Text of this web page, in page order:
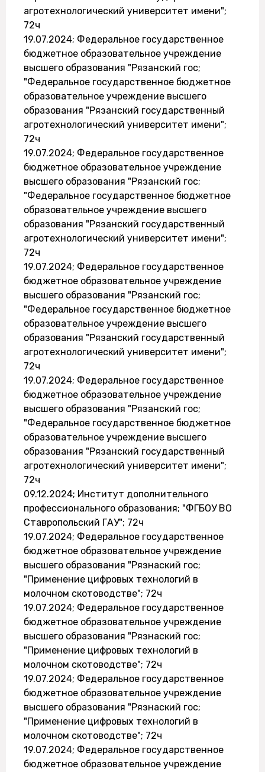
агротехнологический университет имени";
72ч
19.07.2024; Федеральное государственное
бюджетное образовательное учреждение
высшего образования "Рязанский гос;
"Федеральное государственное бюджетное
образовательное учреждение высшего
образования "Рязанский государственный
агротехнологический университет имени";
72ч
19.07.2024; Федеральное государственное
бюджетное образовательное учреждение
высшего образования "Рязанский гос;
"Федеральное государственное бюджетное
образовательное учреждение высшего
образования "Рязанский государственный
агротехнологический университет имени";
72ч
19.07.2024; Федеральное государственное
бюджетное образовательное учреждение
высшего образования "Рязанский гос;
"Федеральное государственное бюджетное
образовательное учреждение высшего
образования "Рязанский государственный
агротехнологический университет имени";
72ч
19.07.2024; Федеральное государственное
бюджетное образовательное учреждение
высшего образования "Рязанский гос;
"Федеральное государственное бюджетное
образовательное учреждение высшего
образования "Рязанский государственный
агротехнологический университет имени";
72ч
09.12.2024; Институт дополнительного
профессионального образования; "ФГБОУ ВО
Ставропольский ГАУ"; 72ч
19.07.2024; Федеральное государственное
бюджетное образовательное учреждение
высшего образования "Рязнаский гос;
"Применение цифровых технологий в
молочном скотоводстве"; 72ч
19.07.2024; Федеральное государственное
бюджетное образовательное учреждение
высшего образования "Рязнаский гос;
"Применение цифровых технологий в
молочном скотоводстве"; 72ч
19.07.2024; Федеральное государственное
бюджетное образовательное учреждение
высшего образования "Рязнаский гос;
"Применение цифровых технологий в
молочном скотоводстве"; 72ч
19.07.2024; Федеральное государственное
бюджетное образовательное учреждение